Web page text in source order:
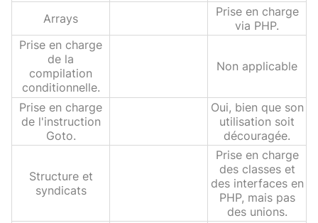
Arrays
Prise en charge
via PHP.
Prise en charge
de la
compilation
conditionnelle.
Non applicable
Prise en charge
de l'instruction
Goto.
Oui, bien que son
utilisation soit
découragée.
Structure et
syndicats
Prise en charge
des classes et
des interfaces en
PHP, mais pas
des unions.